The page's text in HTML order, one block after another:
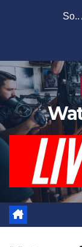
So..